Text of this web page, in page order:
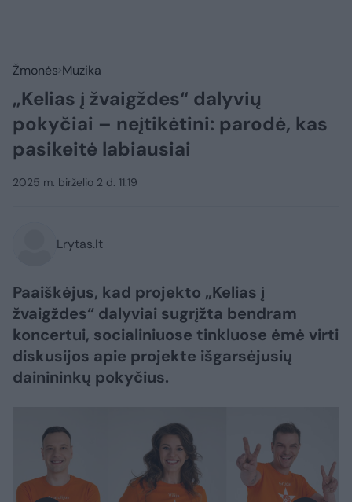
Žmonės Muzika
„Kelias į žvaigždes“ dalyvių
pokyčiai – neįtikėtini: parodė, kas
pasikeitė labiausiai
2025 m. birželio 2 d. 11:19
Lrytas.lt
Paaiškėjus, kad projekto „Kelias į
žvaigždes“ dalyviai sugrįžta bendram
koncertui, socialiniuose tinkluose ėmė virti
diskusijos apie projekte išgarsėjusių
dainininkų pokyčius.